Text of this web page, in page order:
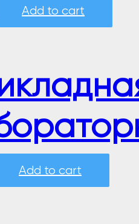
Add to cart
Add to cart